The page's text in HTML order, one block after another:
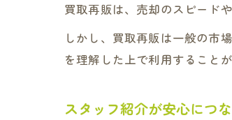
買取再販は、売却のスピード
しかし、買取再販は一般の市
を理解した上で利用すること
スタッフ紹介が安心につ